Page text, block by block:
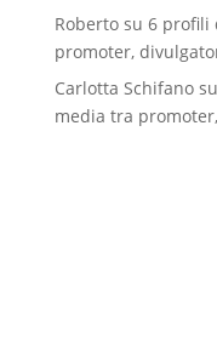
Robertosu 6 profili
promoter,
Carlotta Schifanosu
media tra